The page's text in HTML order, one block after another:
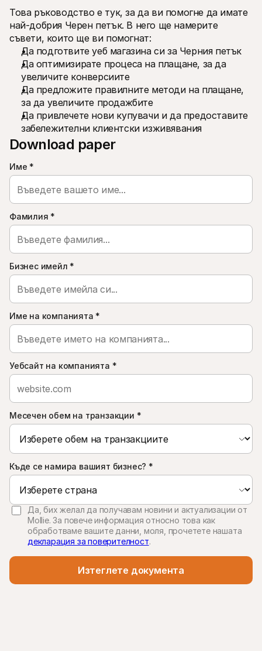
Интегрирайте Mollie с готови библиотеки
Discord общност
Присъединете се към нашата общност за разработчици
За Mollie
Цени
Вижте нашите цени
За нас
Научете повече за нашата
история и ценности
Новини
Прочетете последните новини от
Mollie
Кариери
Елате да работите при нас –
наемаме!
Контакт
За купувачи
За клиентите на Mollie
Свържете се с нашия екип по клиентска поддръжка
Свържете се с отдел продажби
Открийте как можем да помогнем на вашия бизнес
Това ръководство е тук, за да ви помогне да имате
най-добрия Черен петък. В него ще намерите
съвети, които ще ви помогнат:
Да подготвите уеб магазина си за Черния петък
Да оптимизирате процеса на плащане, за да
увеличите конверсиите
Да предложите правилните методи на плащане,
за да увеличите продажбите
Да привлечете нови купувачи и да предоставите
забележителни клиентски изживявания
Download paper
Име *
Фамилия *
Бизнес имейл *
Име на компанията *
Уебсайт на компанията *
Месечен обем на транзакции *
Къде се намира вашият бизнес? *
Да, бих желал да получавам новини и актуализации от
Mollie. За повече информация относно това как
обработваме вашите данни, моля, прочетете нашата
декларация за поверителност.
Изтеглете документа